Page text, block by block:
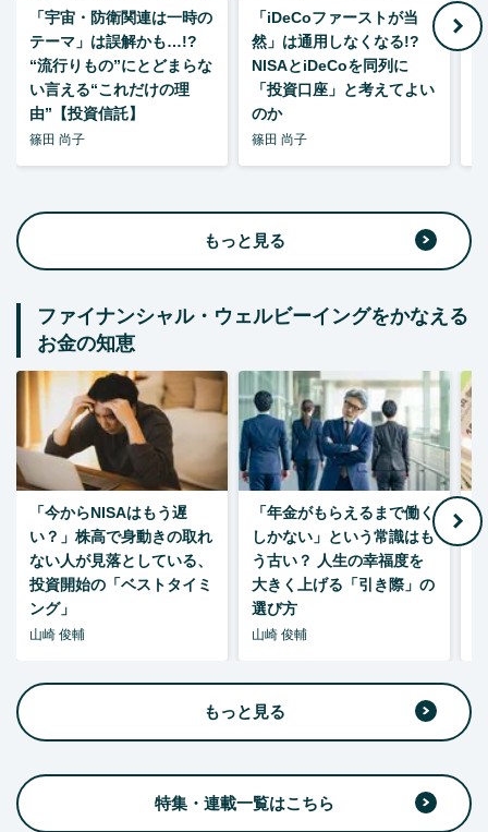
「宇宙・防衛関連は一時の
テーマ」は誤解かも…!?
“流行りもの”にとどまらな
い言える“これだけの理
由”【投資信託】
篠田 尚子
「iDeCoファーストが当
然」は通用しなくなる!?
NISAとiDeCoを同列に
「投資口座」と考えてよい
のか
篠田 尚子
もっと見る
ファイナンシャル・ウェルビーイングをかなえる
お金の知恵
「今からNISAはもう遅
い？」株高で身動きの取れ
ない人が見落としている、
投資開始の「ベストタイミ
ング」
山崎 俊輔
「年金がもらえるまで働く
しかない」という常識はも
う古い？ 人生の幸福度を
大きく上げる「引き際」の
選び方
山崎 俊輔
もっと見る
特集・連載一覧はこちら